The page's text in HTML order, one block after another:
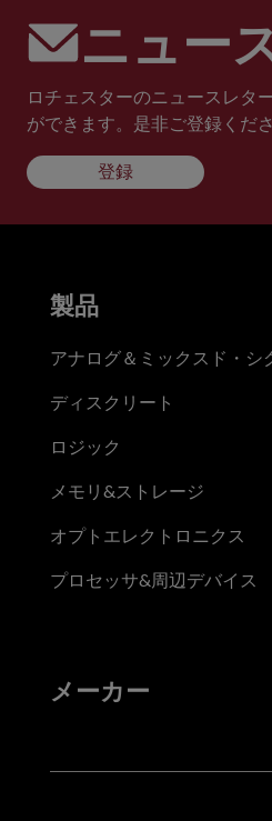
ニュー
ロチェスターのニュースレタ
ができます。是非ご登録くださ
登録
製品
アナログ＆ミックスド・シ
ディスクリート
ロジック
メモリ&ストレージ
オプトエレクトロニクス
プロセッサ&周辺デバイス
メーカー